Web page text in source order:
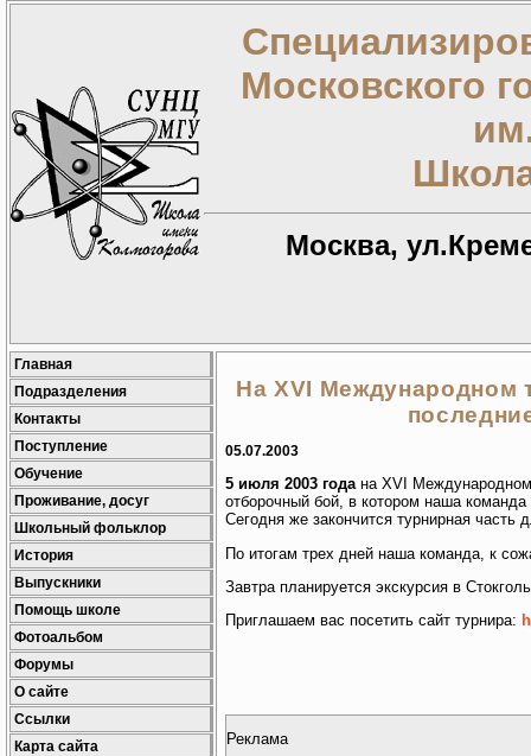
Московского
Москва,
Главная
Подразделения
Контакты
Поступление
Обучение
Проживание, досуг
Школьный фольклор
История
Выпускники
Помощь школе
Фотоальбом
Форумы
О сайте
Ссылки
Карта сайта
На XVI Международном
05.07.2003
5 июля 2003 годана XVI Международном
отборочный бой, в котором наша
Сегодня же закончится турнирная часть
По итогам трех дней наша команда, к
Завтра планируется экскурсия в
Приглашаем вас посетить сайт турнира:
Реклама